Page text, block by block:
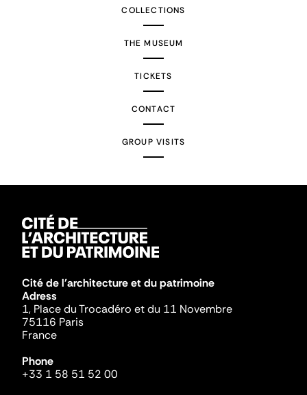
COLLECTIONS
THE MUSEUM
TICKETS
CONTACT
GROUP VISITS
Cité de l'architecture et du patrimoine
Adress
1, Place du Trocadéro et du 11 Novembre
75116 Paris
France
Phone
+33 1 58 51 52 00